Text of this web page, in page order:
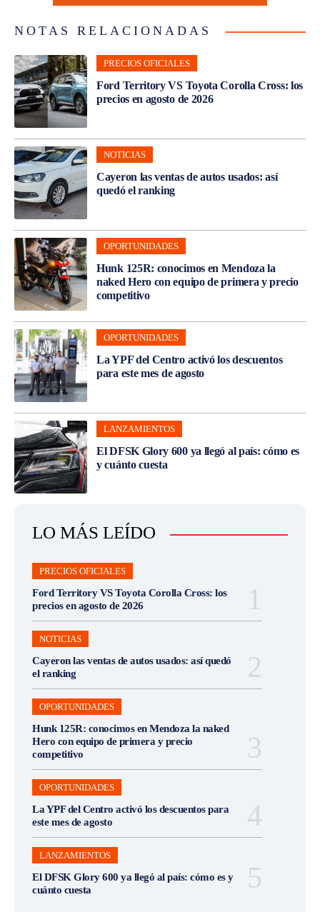
NOTAS RELACIONADAS
PRECIOS OFICIALES
Ford Territory VS Toyota Corolla Cross: los
precios en agosto de 2026
NOTICIAS
Cayeron las ventas de autos usados: así
quedó el ranking
OPORTUNIDADES
Hunk 125R: conocimos en Mendoza la
naked Hero con equipo de primera y precio
competitivo
OPORTUNIDADES
La YPF del Centro activó los descuentos
para este mes de agosto
LANZAMIENTOS
El DFSK Glory 600 ya llegó al país: cómo es
y cuánto cuesta
LO MÁS LEÍDO
PRECIOS OFICIALES
Ford Territory VS Toyota Corolla Cross: los
precios en agosto de 2026
NOTICIAS
Cayeron las ventas de autos usados: así quedó
el ranking
OPORTUNIDADES
Hunk 125R: conocimos en Mendoza la naked
Hero con equipo de primera y precio
competitivo
OPORTUNIDADES
La YPF del Centro activó los descuentos para
este mes de agosto
LANZAMIENTOS
El DFSK Glory 600 ya llegó al país: cómo es y
cuánto cuesta